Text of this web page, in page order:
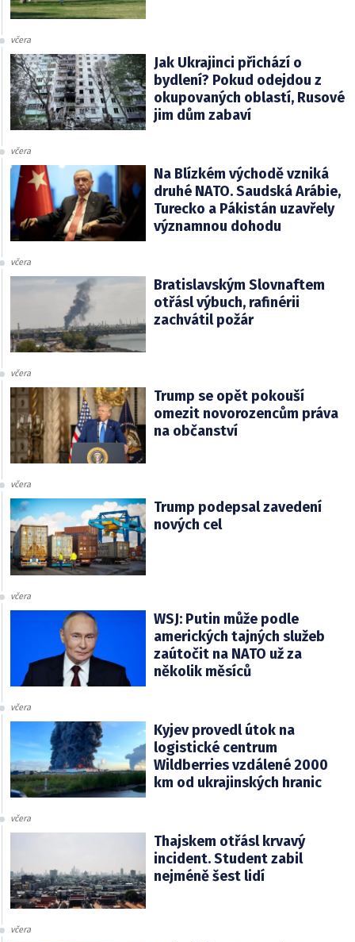
včera
Jak Ukrajinci přichází o
bydlení? Pokud odejdou z
okupovaných oblastí, Rusové
jim dům zabaví
včera
Na Blízkém východě vzniká
druhé NATO. Saudská Arábie,
Turecko a Pákistán uzavřely
významnou dohodu
včera
Bratislavským Slovnaftem
otřásl výbuch, rafinérii
zachvátil požár
včera
Trump se opět pokouší
omezit novorozencům práva
na občanství
včera
Trump podepsal zavedení
nových cel
včera
WSJ: Putin může podle
amerických tajných služeb
zaútočit na NATO už za
několik měsíců
včera
Kyjev provedl útok na
logistické centrum
Wildberries vzdálené 2000
km od ukrajinských hranic
včera
Thajskem otřásl krvavý
incident. Student zabil
nejméně šest lidí
včera